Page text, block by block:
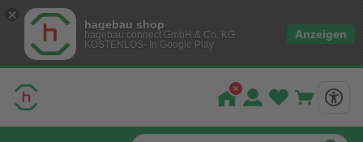
hagebau shop
hagebau connect GmbH & Co. KG
KOSTENLOS- In Google Play
Anzeigen